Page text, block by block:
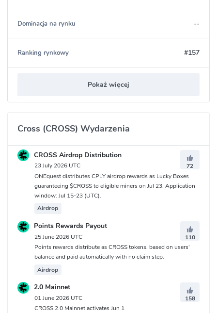
Dominacja na rynku --
Ranking rynkowy #157
Pokaż więcej
Cross (CROSS) Wydarzenia
CROSS Airdrop Distribution
23 July 2026 UTC
72
ONEquest distributes CPLY airdrop rewards as Lucky Boxes
guaranteeing $CROSS to eligible miners on Jul 23. Application
window: Jul 15-23 (UTC).
Airdrop
Points Rewards Payout
25 June 2026 UTC
110
Points rewards distribute as CROSS tokens, based on users'
balance and paid automatically with no claim step.
Airdrop
2.0 Mainnet
01 June 2026 UTC
158
CROSS 2.0 Mainnet activates Jun 1